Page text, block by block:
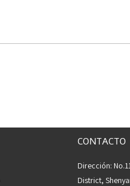
CONTACTO
Dirección:
District,